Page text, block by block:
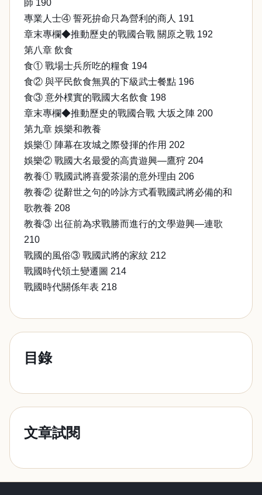
師 190
專業人士④ 誓死拚命只為營利的商人 191
章末專欄◆推動歷史的戰國合戰 關原之戰 192
第八章 飲食
食① 戰場士兵所吃的糧食 194
食② 與平民飲食無異的下級武士餐點 196
食③ 意外樸實的戰國大名飲食 198
章末專欄◆推動歷史的戰國合戰 大坂之陣 200
第九章 娛樂和教養
娛樂① 陣幕在攻城之際發揮的作用 202
娛樂② 戰國大名最愛的高貴遊興—鷹狩 204
教養① 戰國武將喜愛茶湯的意外理由 206
教養② 從辭世之句的吟詠方式看戰國武將必備的和
歌教養 208
教養③ 出征前為求戰勝而進行的文學遊興—連歌
210
戰國的風俗③ 戰國武將的家紋 212
戰國時代領土變遷圖 214
戰國時代關係年表 218
目錄
文章試閱